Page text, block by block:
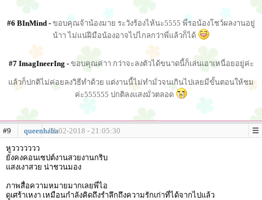
#6 BInMind - ขอบคุณจ้าน้องมาย ระวังร้องไห้นะ5555 พี่รอน้องโชว์ผลงานอยู่
น้าา ไม่แน่ฝีมือน้องอาจไปไกลกว่าพี่แล้วก็ได้
#7 ImagIneerIng - ขอบคุณค่าา กว่าจะลงตัวได้ขนาดนี้ก็เล่นเอาเหนื่อยอยู่ค่ะ
แล้วก็ปกติไม่ค่อยลงวิธีทำด้วย แต่งานนี้ไม่ทำมั่วจนเกินไปเลยมีขั้นตอนให้ชม
ค่ะ555555 ปกติลงแสงมั่วตลอด
#9 queenhaha12-02-2018 - 21:05:30
หูววววววว
ยังคงคอนเซปต์งานสวยงานกริบ
แสงเงาสวย น่าชวนมอง
ภาพสื่อความหมายมากเลยพี่ไอ
ดูเศร้าเหงา เหมือนกำลังคิดถึงรำลึกถึงความรักเก่าที่ได้จากไปแล้ว